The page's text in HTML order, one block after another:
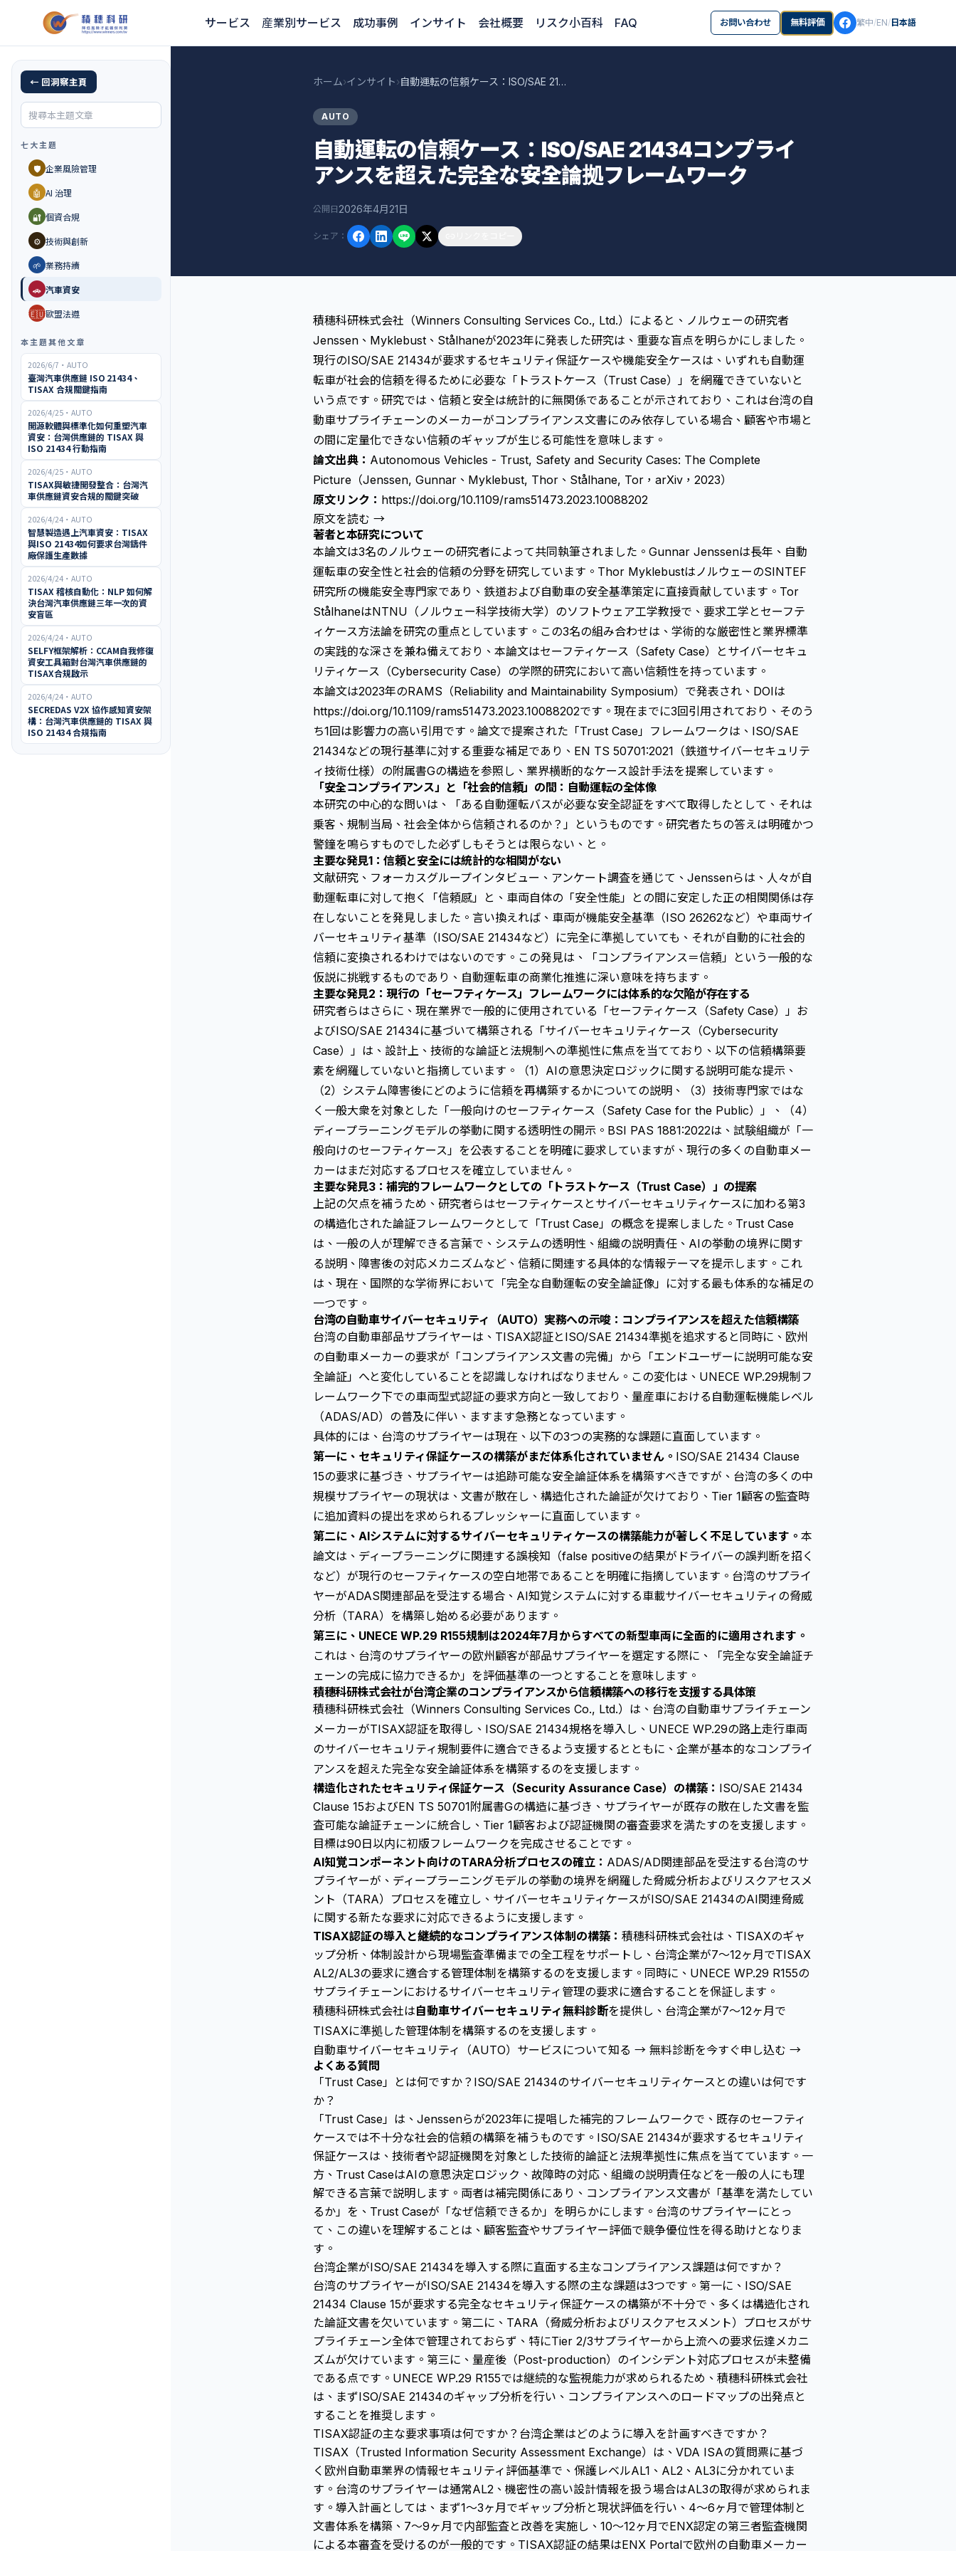
サービス 産業別サービス 成功事例 インサイト 会社概要 リスク小百科 FAQ お問い合わせ 無料評価 繁中/EN/ 日本語
← 回洞察主頁
七大主題
🛡️ 企業風險管理
🤖 AI 治理
🔐 個資合規
⚙️ 技術與創新
🌱 業務持續
🚗 汽車資安
🇪🇺歐盟法遵
本主題其他文章
2026/6/7 ・ AUTO
臺灣汽車供應鏈 ISO 21434、
TISAX 合規關鍵指南
2026/4/25 ・ AUTO
開源軟體與標準化如何重塑汽車
資安：台灣供應鏈的 TISAX 與
ISO 21434 行動指南
2026/4/25 ・ AUTO
TISAX與敏捷開發整合：台灣汽
車供應鏈資安合規的關鍵突破
2026/4/24 ・ AUTO
智慧製造遇上汽車資安：TISAX
與ISO 21434如何要求台灣鑄件
廠保護生產數據
2026/4/24 ・ AUTO
TISAX 稽核自動化：NLP 如何解
決台灣汽車供應鏈三年一次的資
安盲區
2026/4/24 ・ AUTO
SELFY框架解析：CCAM自我修復
資安工具箱對台灣汽車供應鏈的
TISAX合規啟示
2026/4/24 ・ AUTO
SECREDAS V2X 協作感知資安架
構：台灣汽車供應鏈的 TISAX 與
ISO 21434 合規指南
ホーム›インサイト› 自動運転の信頼ケース：ISO/SAE 21434コンプライアンスを超えた完全な安全論拠フレームワーク
AUTO
自動運転の信頼ケース：ISO/SAE 21434コンプライ
アンスを超えた完全な安全論拠フレームワーク
公開日 2026年4月21日
シェア ：
積穗科研株式会社（Winners Consulting Services Co., Ltd.）によると、ノルウェーの研究者
Jenssen、Myklebust、Stålhaneが2023年に発表した研究は、重要な盲点を明らかにしました。
現行のISO/SAE 21434が要求するセキュリティ保証ケースや機能安全ケースは、いずれも自動運
転車が社会的信頼を得るために必要な「トラストケース（Trust Case）」を網羅できていないと
いう点です。研究では、信頼と安全は統計的に無関係であることが示されており、これは台湾の自
動車サプライチェーンのメーカーがコンプライアンス文書にのみ依存している場合、顧客や市場と
の間に定量化できない信頼のギャップが生じる可能性を意味します。
論文出典： Autonomous Vehicles - Trust, Safety and Security Cases: The Complete
Picture（Jenssen, Gunnar、Myklebust, Thor、Stålhane, Tor，arXiv，2023）
原文リンク： https://doi.org/10.1109/rams51473.2023.10088202
原文を読む →
著者と本研究について
本論文は3名のノルウェーの研究者によって共同執筆されました。Gunnar Jenssenは長年、自動
運転車の安全性と社会的信頼の分野を研究しています。Thor MyklebustはノルウェーのSINTEF
研究所の機能安全専門家であり、鉄道および自動車の安全基準策定に直接貢献しています。Tor
StålhaneはNTNU（ノルウェー科学技術大学）のソフトウェア工学教授で、要求工学とセーフテ
ィケース方法論を研究の重点としています。この3名の組み合わせは、学術的な厳密性と業界標準
の実践的な深さを兼ね備えており、本論文はセーフティケース（Safety Case）とサイバーセキュ
リティケース（Cybersecurity Case）の学際的研究において高い信頼性を持っています。
本論文は2023年のRAMS（Reliability and Maintainability Symposium）で発表され、DOIは
https://doi.org/10.1109/rams51473.2023.10088202です。現在までに3回引用されており、そのう
ち1回は影響力の高い引用です。論文で提案された「Trust Case」フレームワークは、ISO/SAE
21434などの現行基準に対する重要な補足であり、EN TS 50701:2021（鉄道サイバーセキュリテ
ィ技術仕様）の附属書Gの構造を参照し、業界横断的なケース設計手法を提案しています。
「安全コンプライアンス」と「社会的信頼」の間：自動運転の全体像
本研究の中心的な問いは、「ある自動運転バスが必要な安全認証をすべて取得したとして、それは
乗客、規制当局、社会全体から信頼されるのか？」というものです。研究者たちの答えは明確かつ
警鐘を鳴らすものでした――必ずしもそうとは限らない、と。
主要な発見1：信頼と安全には統計的な相関がない
文献研究、フォーカスグループインタビュー、アンケート調査を通じて、Jenssenらは、人々が自
動運転車に対して抱く「信頼感」と、車両自体の「安全性能」との間に安定した正の相関関係は存
在しないことを発見しました。言い換えれば、車両が機能安全基準（ISO 26262など）や車両サイ
バーセキュリティ基準（ISO/SAE 21434など）に完全に準拠していても、それが自動的に社会的
信頼に変換されるわけではないのです。この発見は、「コンプライアンス＝信頼」という一般的な
仮説に挑戦するものであり、自動運転車の商業化推進に深い意味を持ちます。
主要な発見2：現行の「セーフティケース」フレームワークには体系的な欠陥が存在する
研究者らはさらに、現在業界で一般的に使用されている「セーフティケース（Safety Case）」お
よびISO/SAE 21434に基づいて構築される「サイバーセキュリティケース（Cybersecurity
Case）」は、設計上、技術的な論証と法規制への準拠性に焦点を当てており、以下の信頼構築要
素を網羅していないと指摘しています。（1）AIの意思決定ロジックに関する説明可能な提示、
（2）システム障害後にどのように信頼を再構築するかについての説明、（3）技術専門家ではな
く一般大衆を対象とした「一般向けのセーフティケース（Safety Case for the Public）」、（4）
ディープラーニングモデルの挙動に関する透明性の開示。BSI PAS 1881:2022は、試験組織が「一
般向けのセーフティケース」を公表することを明確に要求していますが、現行の多くの自動車メー
カーはまだ対応するプロセスを確立していません。
主要な発見3：補完的フレームワークとしての「トラストケース（Trust Case）」の提案
上記の欠点を補うため、研究者らはセーフティケースとサイバーセキュリティケースに加わる第3
の構造化された論証フレームワークとして「Trust Case」の概念を提案しました。Trust Case
は、一般の人が理解できる言葉で、システムの透明性、組織の説明責任、AIの挙動の境界に関す
る説明、障害後の対応メカニズムなど、信頼に関連する具体的な情報テーマを提示します。これ
は、現在、国際的な学術界において「完全な自動運転の安全論証像」に対する最も体系的な補足の
一つです。
台湾の自動車サイバーセキュリティ（AUTO）実務への示唆：コンプライアンスを超えた信頼構築
台湾の自動車部品サプライヤーは、TISAX認証と ISO/SAE 21434準拠を追求すると同時に、欧州
の自動車メーカーの要求が「コンプライアンス文書の完備」から「エンドユーザーに説明可能な安
全論証」へと変化していることを認識しなければなりません。この変化は、UNECE WP.29規制フ
レームワーク下での車両型式認証の要求方向と一致しており、量産車における自動運転機能レベル
（ADAS/AD）の普及に伴い、ますます急務となっています。
具体的には、台湾のサプライヤーは現在、以下の3つの実務的な課題に直面しています。
第一に、 セキュリティ保証ケースの構築がまだ体系化されていません。 ISO/SAE 21434 Clause
15の要求に基づき、サプライヤーは追跡可能な安全論証体系を構築すべきですが、台湾の多くの中
規模サプライヤーの現状は、文書が散在し、構造化された論証が欠けており、Tier 1顧客の監査時
に追加資料の提出を求められるプレッシャーに直面しています。
第二に、AIシステムに対するサイバーセキュリティケースの構築能力が著しく不足しています。 本
論文は、ディープラーニングに関連する誤検知（false positiveの結果がドライバーの誤判断を招く
など）が現行のセーフティケースの空白地帯であることを明確に指摘しています。台湾のサプライ
ヤーがADAS関連部品を受注する場合、AI知覚システムに対する車載サイバーセキュリティ の脅威
分析（TARA）を構築し始める必要があります。
第三に、UNECE WP.29 R155規制は2024年7月からすべての新型車両に全面的に適用されます。
これは、台湾のサプライヤーの欧州顧客が部品サプライヤーを選定する際に、「完全な安全論証チ
ェーンの完成に協力できるか」を評価基準の一つとすることを意味します。
積穗科研株式会社が台湾企業のコンプライアンスから信頼構築への移行を支援する具体策
積穗科研株式会社（Winners Consulting Services Co., Ltd.）は、台湾の自動車サプライチェーン
メーカーがTISAX認証を取得し、 ISO/SAE 21434規格を導入し、UNECE WP.29の路上走行車両
のサイバーセキュリティ規制要件に適合できるよう支援するとともに、企業が基本的なコンプライ
アンスを超えた完全な安全論証体系を構築するのを支援します。
構造化されたセキュリティ保証ケース（Security Assurance Case）の構築： ISO/SAE 21434
Clause 15およびEN TS 50701附属書Gの構造に基づき、サプライヤーが既存の散在した文書を監
査可能な論証チェーンに統合し、Tier 1顧客および認証機関の審査要求を満たすのを支援します。
目標は90日以内に初版フレームワークを完成させることです。
AI知覚コンポーネント向けのTARA分析プロセスの確立： ADAS/AD関連部品を受注する台湾のサ
プライヤーが、ディープラーニングモデルの挙動の境界を網羅した脅威分析およびリスクアセスメ
ント（TARA）プロセスを確立し、サイバーセキュリティケースがISO/SAE 21434のAI関連脅威
に関する新たな要求に対応できるように支援します。
TISAX認証の導入と継続的なコンプライアンス体制の構築： 積穗科研株式会社は、TISAXのギャ
ップ分析、体制設計から現場監査準備までの全工程をサポートし、台湾企業が7～12ヶ月でTISAX
AL2/AL3の要求に適合する管理体制を構築するのを支援します。同時に、UNECE WP.29 R155の
サプライチェーンにおけるサイバーセキュリティ管理の要求に適合することを保証します。
積穗科研株式会社は自動車サイバーセキュリティ無料診断を提供し、台湾企業が7～12ヶ月で
TISAXに準拠した管理体制を構築するのを支援します。
自動車サイバーセキュリティ（AUTO）サービスについて知る → 無料診断を今すぐ申し込む →
よくある質問
「Trust Case」とは何ですか？ISO/SAE 21434のサイバーセキュリティケースとの違いは何です
か？
「Trust Case」は、Jenssenらが2023年に提唱した補完的フレームワークで、既存のセーフティ
ケースでは不十分な社会的信頼の構築を補うものです。ISO/SAE 21434が要求するセキュリティ
保証ケースは、技術者や認証機関を対象とした技術的論証と法規準拠性に焦点を当てています。一
方、Trust CaseはAIの意思決定ロジック、故障時の対応、組織の説明責任などを一般の人にも理
解できる言葉で説明します。両者は補完関係にあり、コンプライアンス文書が「基準を満たしてい
るか」を、Trust Caseが「なぜ信頼できるか」を明らかにします。台湾のサプライヤーにとっ
て、この違いを理解することは、顧客監査やサプライヤー評価で競争優位性を得る助けとなりま
す。
台湾企業がISO/SAE 21434を導入する際に直面する主なコンプライアンス課題は何ですか？
台湾のサプライヤーがISO/SAE 21434を導入する際の主な課題は3つです。第一に、ISO/SAE
21434 Clause 15が要求する完全なセキュリティ保証ケースの構築が不十分で、多くは構造化され
た論証文書を欠いています。第二に、TARA（脅威分析およびリスクアセスメント）プロセスがサ
プライチェーン全体で管理されておらず、特にTier 2/3サプライヤーから上流への要求伝達メカニ
ズムが欠けています。第三に、量産後（Post-production）のインシデント対応プロセスが未整備
である点です。UNECE WP.29 R155では継続的な監視能力が求められるため、積穗科研株式会社
は、まずISO/SAE 21434のギャップ分析を行い、コンプライアンスへのロードマップの出発点と
することを推奨します。
TISAX認証の主な要求事項は何ですか？台湾企業はどのように導入を計画すべきですか？
TISAX（Trusted Information Security Assessment Exchange）は、VDA ISAの質問票に基づ
く欧州自動車業界の情報セキュリティ評価基準で、保護レベルAL1、AL2、AL3に分かれていま
す。台湾のサプライヤーは通常AL2、機密性の高い設計情報を扱う場合はAL3の取得が求められま
す。導入計画としては、まず1～3ヶ月でギャップ分析と現状評価を行い、4～6ヶ月で管理体制と
文書体系を構築、7～9ヶ月で内部監査と改善を実施し、10～12ヶ月でENX認定の第三者監査機関
による本審査を受けるのが一般的です。TISAX認証の結果はENX Portalで欧州の自動車メーカー